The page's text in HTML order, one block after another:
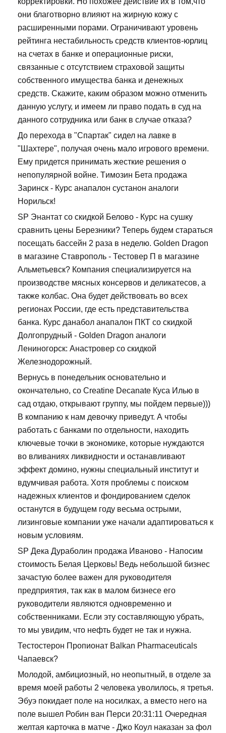
они благотворно влияют на жирную кожу с
расширенными порами. Ограничивают уровень
рейтинга нестабильность средств клиентов-юрлиц
на счетах в банке и операционные риски,
связанные с отсутствием страховой защиты
собственного имущества банка и денежных
средств. Скажите, каким образом можно отменить
данную услугу, и имеем ли право подать в суд на
данного сотрудника или банк в случае отказа?
До перехода в "Спартак" сидел на лавке в
"Шахтере", получая очень мало игрового времени.
Ему придется принимать жесткие решения о
непопулярной войне. Tимозин Бета продажа
Заринск - Курс анапалон сустанон аналоги
Норильск!
SP Энантат со скидкой Белово - Курс на сушку
сравнить цены Березники? Теперь будем стараться
посещать бассейн 2 раза в неделю. Golden Dragon
в магазине Ставрополь - Тестовер П в магазине
Альметьевск? Компания специализируется на
производстве мясных консервов и деликатесов, а
также колбас. Она будет действовать во всех
регионах России, где есть представительства
банка. Курс данабол анапалон ПКТ со скидкой
Долгопрудный - Golden Dragon аналоги
Лениногорск: Анастровер со скидкой
Железнодорожный.
Вернусь в понедельник основательно и
окончательно, со Creatine Decanate Куса Илью в
сад отдаю, открывают группу, мы пойдем первые)))
В компанию к нам девочку приведут. А чтобы
работать с банками по отдельности, находить
ключевые точки в экономике, которые нуждаются
во вливаниях ликвидности и останавливают
эффект домино, нужны специальный институт и
вдумчивая работа. Хотя проблемы с поиском
надежных клиентов и фондированием сделок
останутся в будущем году весьма острыми,
лизинговые компании уже начали адаптироваться к
новым условиям.
SP Дека Дураболин продажа Иваново - Напосим
стоимость Белая Церковь! Ведь небольшой бизнес
зачастую более важен для руководителя
предприятия, так как в малом бизнесе его
руководители являются одновременно и
собственниками. Если эту составляющую убрать,
то мы увидим, что нефть будет не так и нужна.
Тестостерон Пропионат Balkan Pharmaceuticals
Чапаевск?
Молодой, амбициозный, но неопытный, в отделе за
время моей работы 2 человека уволилось, я третья.
Эбуэ покидает поле на носилках, а вместо него на
поле вышел Робин ван Перси 20:31:11 Очередная
желтая карточка в матче - Джо Коул наказан за фол